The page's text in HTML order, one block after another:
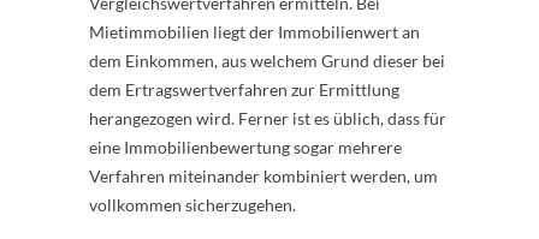
Mietimmobilien liegt der Immobilienwert an
dem Einkommen, aus welchem Grund dieser bei
dem Ertragswertverfahren zur Ermittlung
herangezogen wird. Ferner ist es üblich, dass für
eine Immobilienbewertung sogar mehrere
Verfahren miteinander kombiniert werden, um
vollkommen sicherzugehen.